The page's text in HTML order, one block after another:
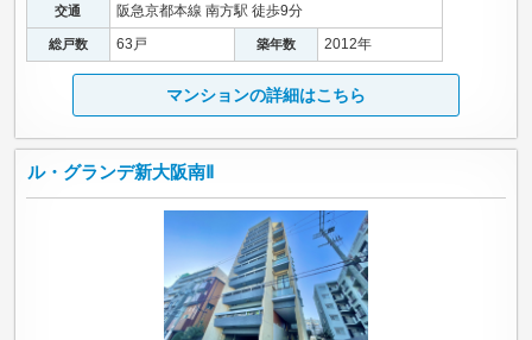
交通 阪急京都本線 南方駅 徒歩9分
総戸数 63戸 築年数 2012年
マンションの詳細はこちら
ル・グランデ新大阪南Ⅱ